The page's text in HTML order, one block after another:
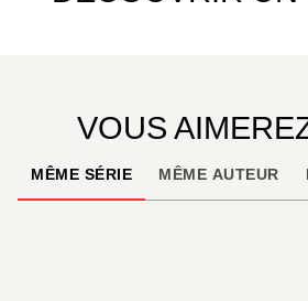
VOUS
MÊME SÉRIE MÊME AUTEUR